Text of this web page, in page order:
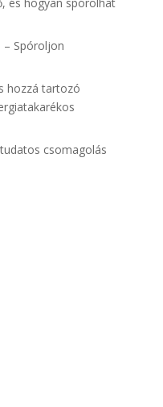
– Spóroljon
hozzá tartozó
csomagolás